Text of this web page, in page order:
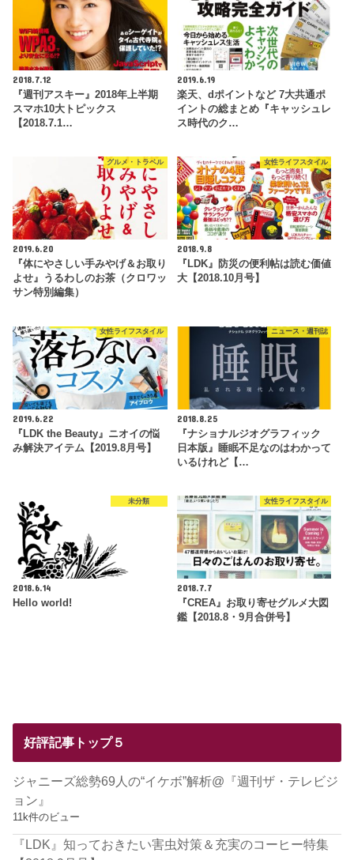
2018.7.12
『週刊アスキー』2018年上半期
スマホ10大トピックス
【2018.7.1…
2019.6.19
楽天、dポイントなど 7大共通ポ
イントの総まとめ『キャッシュレ
ス時代のク…
グルメ・トラベル
2019.6.20
『体にやさしい手みやげ＆お取り
よせ』うるわしのお茶（クロワッ
サン特別編集）
女性ライフスタイル
2018.9.8
『LDK』防災の便利帖は読む価値
大【2018.10月号】
女性ライフスタイル
2019.6.22
『LDK the Beauty』ニオイの悩
み解決アイテム【2019.8月号】
ニュース・週刊誌
2018.8.25
『ナショナルジオグラフィック
日本版』睡眠不足なのはわかって
いるけれど【…
未分類
2018.6.14
Hello world!
女性ライフスタイル
2018.7.7
『CREA』お取り寄せグルメ大図
鑑【2018.8・9月合併号】
好評記事トップ５
ジャニーズ総勢69人の“イケボ”解析@『週刊ザ・テレビジ
ョン』
11k件のビュー
『LDK』知っておきたい害虫対策＆充実のコーヒー特集